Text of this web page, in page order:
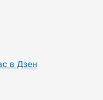
в Дзен